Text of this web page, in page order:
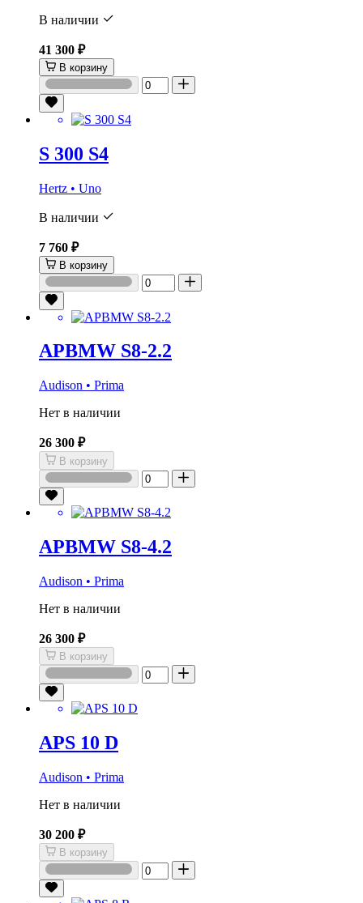
В наличии
41 300 ₽
В корзину
S 300 S4
Hertz • Uno
В наличии
7 760 ₽
В корзину
APBMW S8-2.2
Audison • Prima
Нет в наличии
26 300 ₽
В корзину
APBMW S8-4.2
Audison • Prima
Нет в наличии
26 300 ₽
В корзину
APS 10 D
Audison • Prima
Нет в наличии
30 200 ₽
В корзину